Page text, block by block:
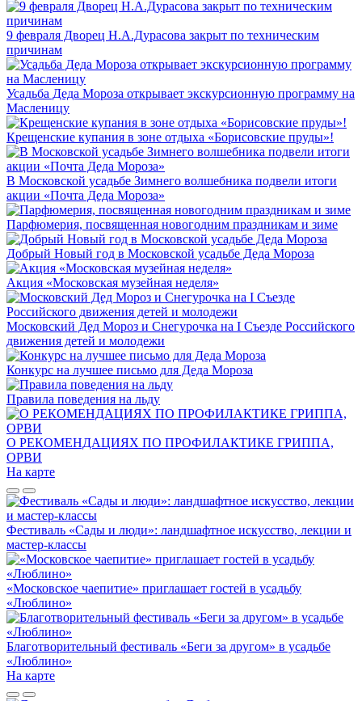
9 февраля Дворец Н.А.Дурасова закрыт по техническим
причинам
Усадьба Деда Мороза открывает экскурсионную программу на
Масленицу
Крещенские купания в зоне отдыха «Борисовские пруды»!
В Московской усадьбе Зимнего волшебника подвели итоги
акции «Почта Деда Мороза»
Парфюмерия, посвященная новогодним праздникам и зиме
Добрый Новый год в Московской усадьбе Деда Мороза
Акция «Московская музейная неделя»
Московский Дед Мороз и Снегурочка на I Съезде Российского
движения детей и молодежи
Конкурс на лучшее письмо для Деда Мороза
Правила поведения на льду
О РЕКОМЕНДАЦИЯХ ПО ПРОФИЛАКТИКЕ ГРИППА,
ОРВИ
На карте
Фестиваль «Сады и люди»: ландшафтное искусство, лекции и
мастер-классы
«Московское чаепитие» приглашает гостей в усадьбу
«Люблино»
Благотворительный фестиваль «Беги за другом» в усадьбе
«Люблино»
На карте